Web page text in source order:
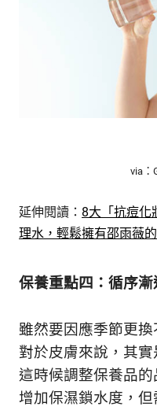
via：
延伸閱讀： 8大「抗痘化
理水，輕鬆擁有邵雨薇
保養重點四：循序
雖然要因應季節更
對於皮膚來說，其
這時候調整保養品
增加保濕鎖水度，